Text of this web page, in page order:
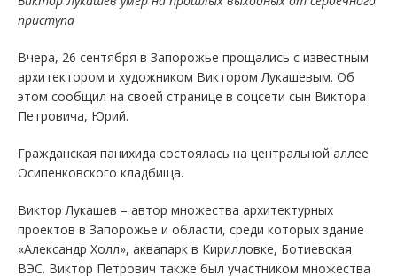
приступа
Вчера, 26 сентября в Запорожье прощались с известным
архитектором и художником Виктором Лукашевым. Об
этом сообщил на своей странице в соцсети сын Виктора
Петровича, Юрий.
Гражданская панихида состоялась на центральной аллее
Осипенковского кладбища.
Виктор Лукашев – автор множества архитектурных
проектов в Запорожье и области, среди которых здание
«Александр Холл», аквапарк в Кирилловке, Ботиевская
ВЭС. Виктор Петрович также был участником множества